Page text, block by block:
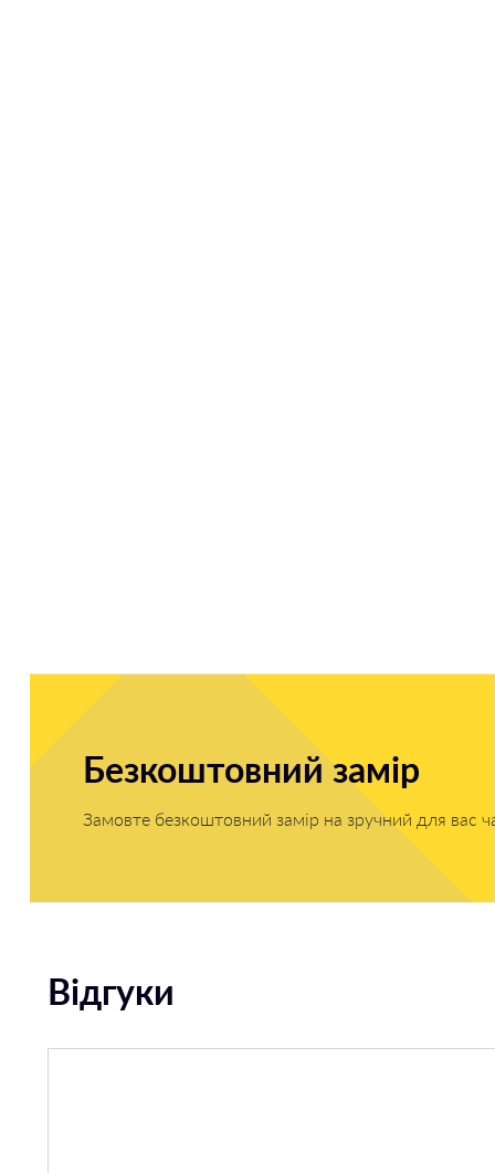
Безкоштовний замір
Замовте безкоштовний замір на зручний для вас
Відгуки